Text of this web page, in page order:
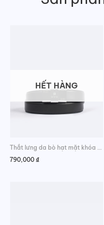
HẾT HÀNG
790,000 ₫